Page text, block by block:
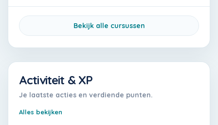
Bekijk alle cursussen
Activiteit & XP
Je laatste acties en verdiende punten.
Alles bekijken